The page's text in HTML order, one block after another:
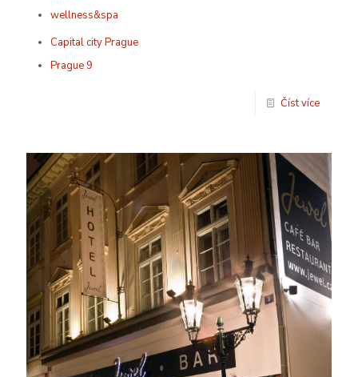
wellness&spa
Capital city Prague
Prague 9
Číst více